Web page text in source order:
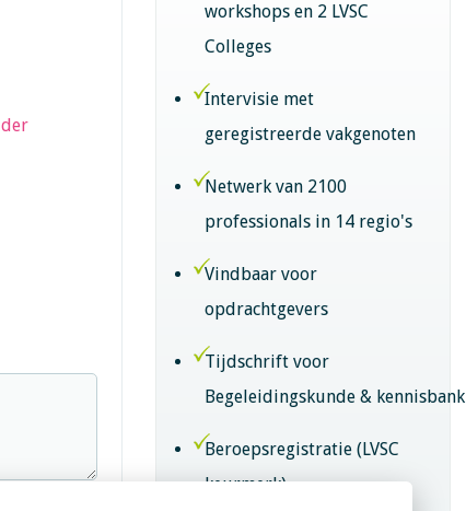
workshops en 2 LVSC
Colleges
Intervisie met
geregistreerde vakgenoten
Netwerk van 2100
professionals in 14 regio's
Vindbaar voor
opdrachtgevers
Tijdschrift voor
Begeleidingskunde & kennisbank
Beroepsregistratie (LVSC
keurmerk)